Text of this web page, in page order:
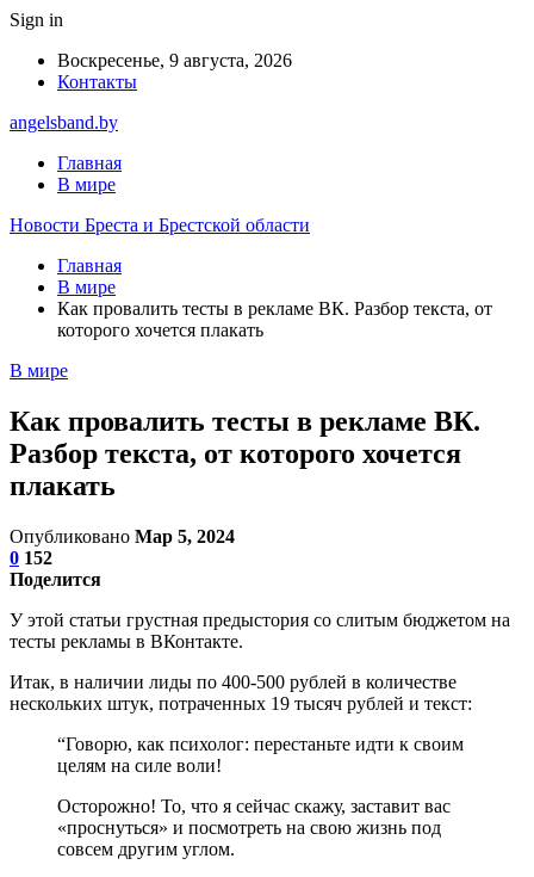
Sign in
Воскресенье, 9 августа, 2026
Контакты
angelsband.by
Главная
В мире
Новости Бреста и Брестской области
Главная
В мире
Как провалить тесты в рекламе ВК. Разбор текста, от
которого хочется плакать
В мире
Как провалить тесты в рекламе ВК.
Разбор текста, от которого хочется
плакать
Опубликовано Мар 5, 2024
0 152
Поделится
У этой статьи грустная предыстория со слитым бюджетом на
тесты рекламы в ВКонтакте.
Итак, в наличии лиды по 400-500 рублей в количестве
нескольких штук, потраченных 19 тысяч рублей и текст:
“Говорю, как психолог: перестаньте идти к своим
целям на силе воли!
Осторожно! То, что я сейчас скажу, заставит вас
«проснуться» и посмотреть на свою жизнь под
совсем другим углом.